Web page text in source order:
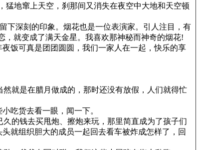
猛地窜上天空，刹那间又消失在夜空中大地和天空顿
下深刻的印象。烟花也是一位表演家。引人注目，有
就变成了满天金星。我喜欢那神秘而神奇的烟花!
饭可真是团团圆圆，我们一家人在一起，快乐的享
就是在腊月做成的，那时还没有放假，人们就得忙
吃货去看一眼，闻一下。
的钱去买甩炮、擦炮来玩，那里简直成为了孩子们
就组织胆大的成员一起回去看车被炸成怎样了，回